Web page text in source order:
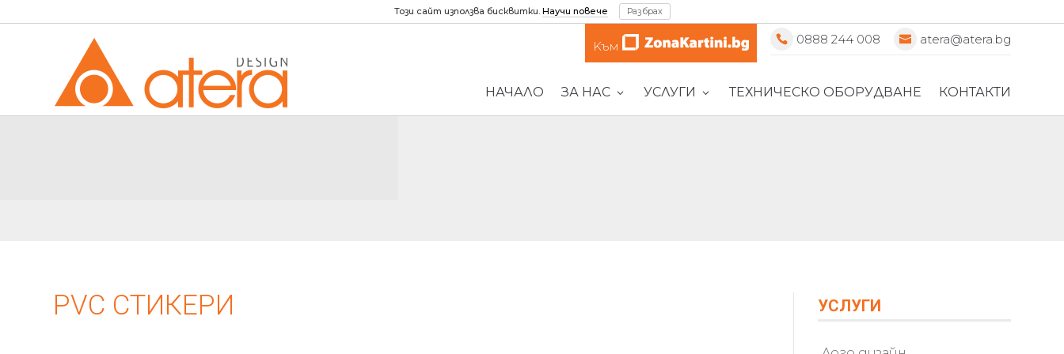
0888 244 008 atera@atera.bg
Kъм
НАЧАЛО ЗА НАС УСЛУГИ ТЕХНИЧЕСКО ОБОРУДВАНЕ КОНТАКТИ
PVC СТИКЕРИ УСЛУГИ
Този сайт използва бисквитки. Научи повече Разбрах